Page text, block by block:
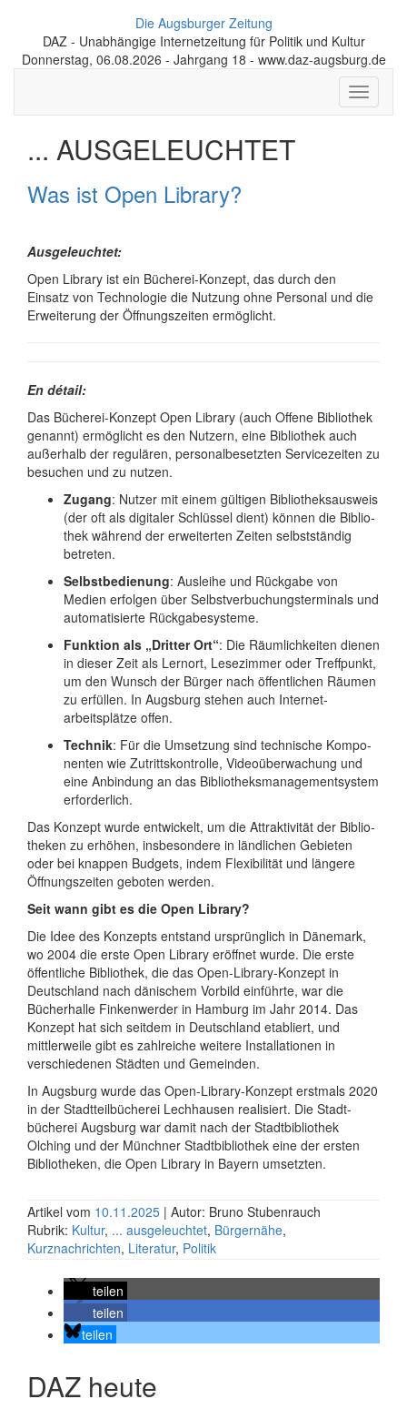
Die Augsburger Zeitung
DAZ - Unabhängige Internetzeitung für Politik und Kultur
Donnerstag, 06.08.2026 - Jahrgang 18 - www.daz-augsburg.de
Toggle
... AUSGELEUCHTET
Was ist Open Library?
Ausgeleuchtet:
Open Library ist ein Bücherei-Konzept, das durch den
Einsatz von Techno­logie die Nutzung ohne Personal und die
Erweite­rung der Öffnungs­zeiten ermöglicht.
En détail:
Das Bücherei-Konzept Open Library (auch Offene Biblio­thek
genannt) ermöglicht es den Nutzern, eine Biblio­thek auch
außerhalb der regulären, personal­besetzten Service­zeiten zu
besuchen und zu nutzen.
Zugang: Nutzer mit einem gültigen Biblio­theks­ausweis
(der oft als digitaler Schlüssel dient) können die Biblio­
thek während der erweiter­ten Zeiten selbst­ständig
betreten.
Selbstbedienung: Ausleihe und Rückgabe von
Medien erfolgen über Selbst­ver­buchungs­terminals und
automati­sierte Rück­gabe­systeme.
Funktion als „Dritter Ort“: Die Räumlich­keiten dienen
in dieser Zeit als Lernort, Lese­zimmer oder Treffpunkt,
um den Wunsch der Bürger nach öffent­lichen Räumen
zu erfüllen. In Augsburg stehen auch Internet­
arbeitsplätze offen.
Technik: Für die Umsetzung sind techni­sche Kompo­
nenten wie Zutritts­kontrolle, Video­über­wachung und
eine An­bindung an das Biblio­theks­manage­ment­system
erforderlich.
Das Konzept wurde entwickelt, um die Attrak­tivität der Biblio­
theken zu erhöhen, insbe­sondere in ländlichen Gebieten
oder bei knappen Budgets, indem Flexi­bilität und längere
Öffnungs­zeiten geboten werden.
Seit wann gibt es die Open Library?
Die Idee des Konzepts entstand ursprünglich in Dänemark,
wo 2004 die erste Open Library eröffnet wurde. Die erste
öffent­liche Biblio­thek, die das Open-Library-Konzept in
Deutsch­land nach dänischem Vorbild einführte, war die
Bücherhalle Finken­werder in Hamburg im Jahr 2014. Das
Konzept hat sich seitdem in Deutsch­land etabliert, und
mittler­weile gibt es zahl­reiche weitere Installa­tionen in
verschie­denen Städten und Gemeinden.
In Augsburg wurde das Open-Library-Konzept erstmals 2020
in der Stadt­teil­bücherei Lechhausen realisiert. Die Stadt­
bücherei Augsburg war damit nach der Stadt­biblio­thek
Olching und der Münchner Stadt­biblio­thek eine der ersten
Biblio­theken, die Open Library in Bayern umsetzten.
Artikel vom 10.11.2025 | Autor: Bruno Stubenrauch
Rubrik: Kultur, ... ausgeleuchtet, Bürgernähe,
Kurznachrichten, Literatur, Politik
teilen
teilen
teilen
DAZ heute